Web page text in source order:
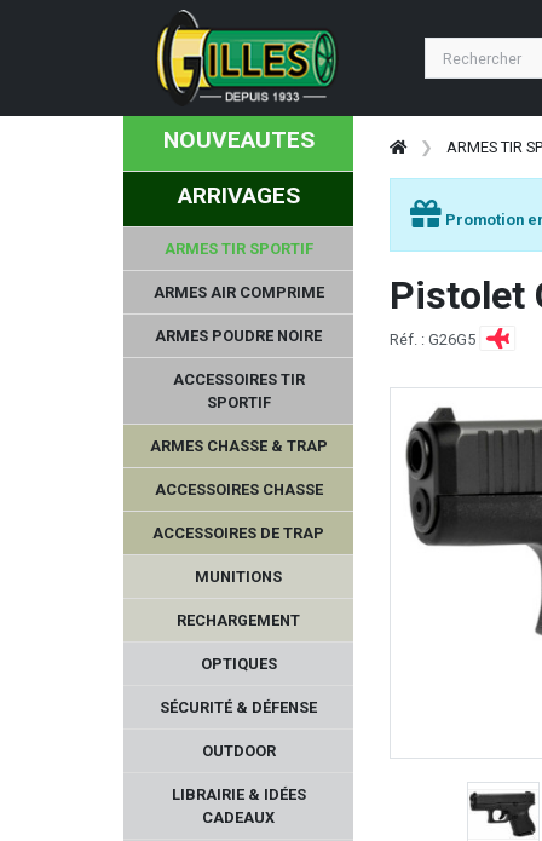
NOUVEAUTES
ARRIVAGES
ARMES TIR SPORTIF
ARMES AIR COMPRIME
ARMES POUDRE NOIRE
ACCESSOIRES TIR
SPORTIF
ARMES CHASSE & TRAP
ACCESSOIRES CHASSE
ACCESSOIRES DE TRAP
MUNITIONS
RECHARGEMENT
OPTIQUES
SÉCURITÉ & DÉFENSE
OUTDOOR
LIBRAIRIE & IDÉES
CADEAUX
BCM
SWAROVSKI OPTIK
BP MAKER
PRECISION ARMAMENT
STV
MAGNUM RESEARCH
HOPPES
2A ARMAMENT
REAL AVID
DLG TACTICAL
ARMES TIR
Promotion
Pistolet
Réf. : G26G5